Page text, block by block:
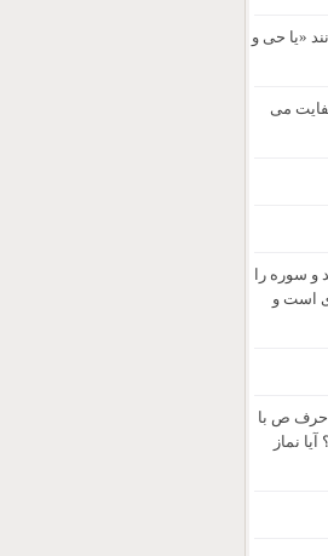
«یا حی و
در ذهن کفایت می
و سوره را
است و
حرف ص با
نماز